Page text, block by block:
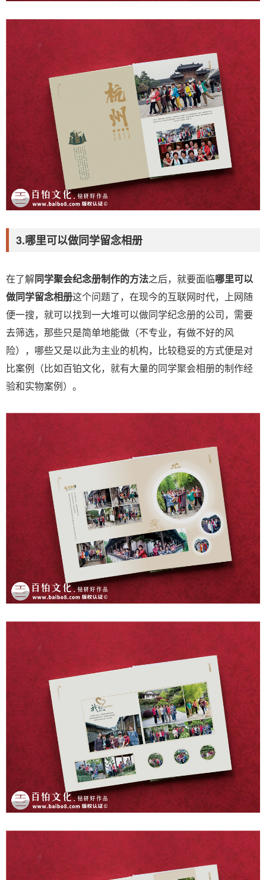
3.哪里可以做同学留念相册
在了解同学聚会纪念册制作的方法之后，就要面临哪里可以
做同学留念相册这个问题了，在现今的互联网时代，上网随
便一搜，就可以找到一大堆可以做同学纪念册的公司，需要
去筛选，那些只是简单地能做（不专业，有做不好的风
险），哪些又是以此为主业的机构，比较稳妥的方式便是对
比案例（比如百铂文化，就有大量的同学聚会相册的制作经
验和实物案例）。